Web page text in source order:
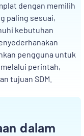
dengan memilih
paling sesuai,
kebutuhan
pengguna untuk
perintah,
tujuan SDM.
dalam